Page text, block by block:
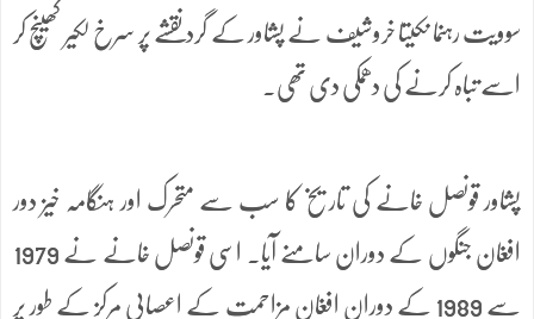
سوویت رہنما نکیتا خروشیف نے پشاور کے گرد نقشے پر سرخ لکیر کھینچ کر
اسے تباہ کرنے کی دھمکی دی تھی۔
پشاور قونصل خانے کی تاریخ کا سب سے متحرک اور ہنگامہ خیز دور
افغان جنگوں کے دوران سامنے آیا۔ اسی قونصل خانے نے 1979
سے 1989 کے دوران افغان مزاحمت کے اعصابی مرکز کے طور پر